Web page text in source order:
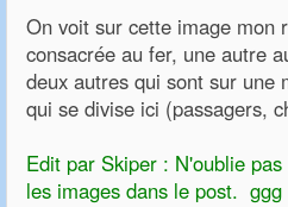
On voit sur cette image mon
consacrée au fer, une autre
deux autres qui sont sur une
qui se divise ici (passagers,
Edit par Skiper : N'oublie
les images dans le post. ggg